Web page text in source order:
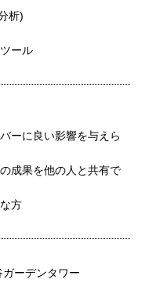
析)
ール
ーに良い影響を与えら
成果を他の人と共有で
方
ーデンタワー